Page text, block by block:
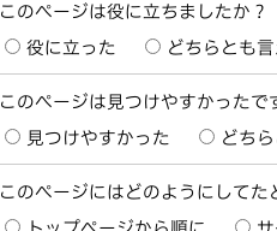
このページは役に立ちましたか？
役に立った どちらとも
このページは見つけやすかったで
見つけやすかった どち
このページにはどのようにしてた